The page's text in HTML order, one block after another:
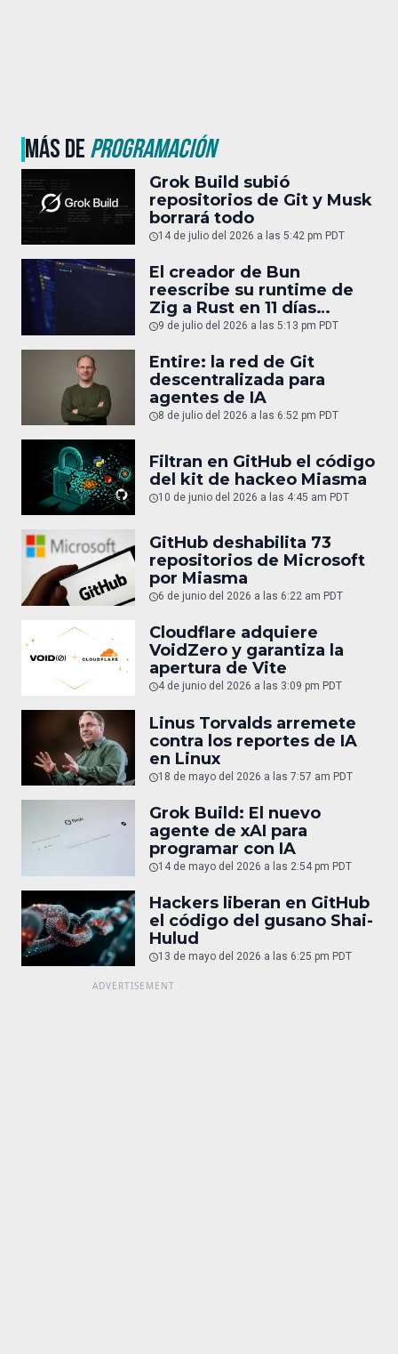
MÁS DEPROGRAMACIÓN
Grok Build subió
repositorios de Git y Musk
borrará todo
14 de julio del 2026 a las 5:42 pm PDT
El creador de Bun
reescribe su runtime de
Zig a Rust en 11 días
usando 64 agentes de
9 de julio del 2026 a las 5:13 pm PDT
Entire: la red de Git
descentralizada para
agentes de IA
8 de julio del 2026 a las 6:52 pm PDT
Filtran en GitHub el código
del kit de hackeo Miasma
10 de junio del 2026 a las 4:45 am PDT
GitHub deshabilita 73
repositorios de Microsoft
por Miasma
6 de junio del 2026 a las 6:22 am PDT
Cloudflare adquiere
VoidZero y garantiza la
apertura de Vite
4 de junio del 2026 a las 3:09 pm PDT
Linus Torvalds arremete
contra los reportes de IA
en Linux
18 de mayo del 2026 a las 7:57 am PDT
Grok Build: El nuevo
agente de xAI para
programar con IA
14 de mayo del 2026 a las 2:54 pm PDT
Hackers liberan en GitHub
el código del gusano Shai-
Hulud
13 de mayo del 2026 a las 6:25 pm PDT